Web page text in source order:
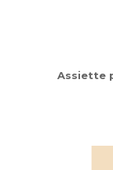
Assiette